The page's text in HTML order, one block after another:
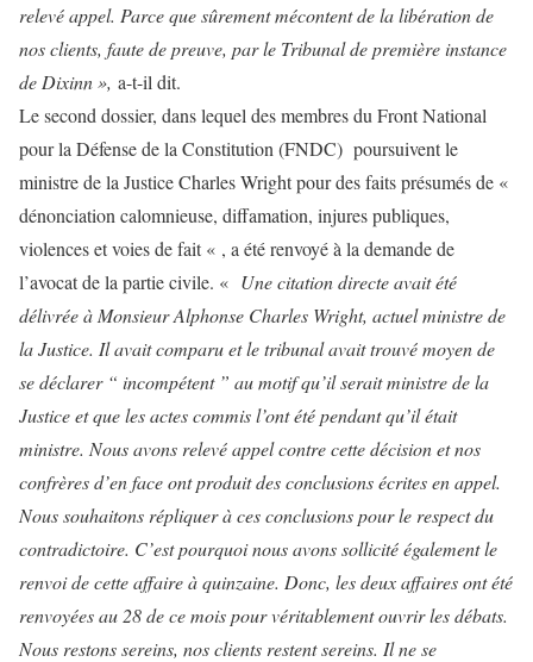
relevé appel. Parce que sûrement mécontent de la libération de
nos clients, faute de preuve, par le Tribunal de première instance
de Dixinn », a-t-il dit.
Le second dossier, dans lequel des membres du Front National
pour la Défense de la Constitution (FNDC) poursuivent le
ministre de la Justice Charles Wright pour des faits présumés de «
dénonciation calomnieuse, diffamation, injures publiques,
violences et voies de fait « , a été renvoyé à la demande de
l’avocat de la partie civile. « Une citation directe avait été
délivrée à Monsieur Alphonse Charles Wright, actuel ministre de
la Justice. Il avait comparu et le tribunal avait trouvé moyen de
se déclarer “ incompétent ” au motif qu’il serait ministre de la
Justice et que les actes commis l’ont été pendant qu’il était
ministre. Nous avons relevé appel contre cette décision et nos
confrères d’en face ont produit des conclusions écrites en appel.
Nous souhaitons répliquer à ces conclusions pour le respect du
contradictoire. C’est pourquoi nous avons sollicité également le
renvoi de cette affaire à quinzaine. Donc, les deux affaires ont été
renvoyées au 28 de ce mois pour véritablement ouvrir les débats.
Nous restons sereins, nos clients restent sereins. Il ne se